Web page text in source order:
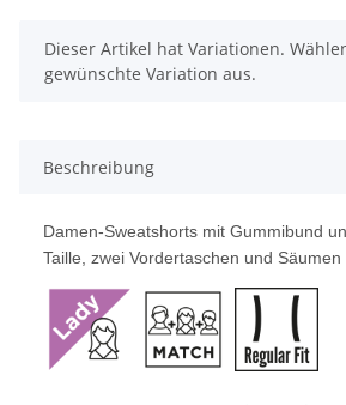
x
Dieser Artikel hat Variationen.
gewünschte Variation aus.
Beschreibung
Damen-Sweatshorts mit Gummibund
Taille, zwei Vordertaschen und Säumen